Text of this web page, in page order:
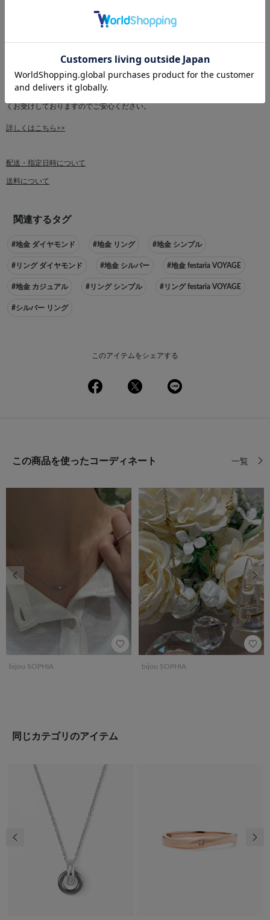
【受注作成】ボタンでのご注文は、ご注文後に一から新しく作成する場合と、
▽新規作成の場合：ご注文から40日以内に発送
▽取り寄せの場合：ご注文から20日以内に発送（最短ご注文4日後）
商品がご用意できるまで「出荷保留」ステータスになります。ご注文は問題な
くお受けしておりますのでご安心ください。
詳しくはこちら>>
配送・指定日時について
送料について
関連するタグ
#地金 ダイヤモンド #地金 リング #地金 シンプル
#リング ダイヤモンド #地金 シルバー #地金 festaria VOYAGE
#地金 カジュアル #リング シンプル #リング festaria VOYAGE
#シルバー リング
このアイテムをシェアする
この商品を使ったコーディネート 一覧
bijou SOPHIA bijou SOPHIA
前の画像
同じカテゴリのアイテム
前の画像